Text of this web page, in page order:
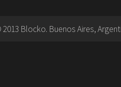
Blocko. Buenos Aires,